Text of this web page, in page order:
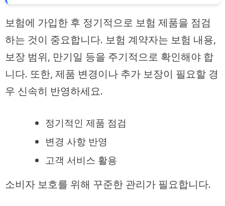
보험에 가입한 후 정기적으로 보험 제품을 점검
하는 것이 중요합니다. 보험 계약자는 보험 내용,
보장 범위, 만기일 등을 주기적으로 확인해야 합
니다. 또한, 제품 변경이나 추가 보장이 필요할 경
우 신속히 반영하세요.
정기적인 제품 점검
변경 사항 반영
고객 서비스 활용
소비자 보호를 위해 꾸준한 관리가 필요합니다.